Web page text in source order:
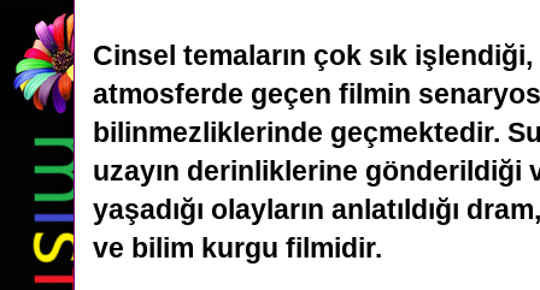
Cinsel temaların çok sık
atmosferde geçen filmin
bilinmezliklerinde geçmektedir.
uzayın derinliklerine gönderildiği
yaşadığı olayların anlatıldığı
ve bilim kurgu filmidir.